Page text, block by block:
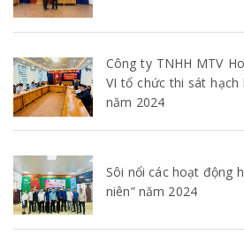
Công ty TNHH MTV
VI tổ chức thi sát
năm 2024
Sôi nổi các hoạt động
niên” năm 2024